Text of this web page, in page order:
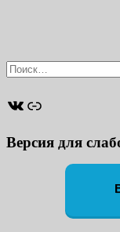
Найти:
ВКонтакте
Ссылка
Версия для